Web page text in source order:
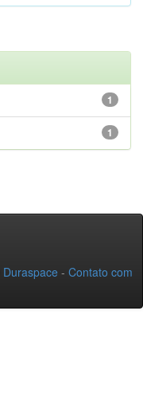
1
1
Duraspace - Contato com